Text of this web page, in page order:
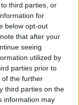
third parties, or
for
below opt-out
that after your
seeing
utilized by
parties prior to
of the further
third parties on the
information may
legfontosabb
záloga, a
vezető
tudja, mi
működik.